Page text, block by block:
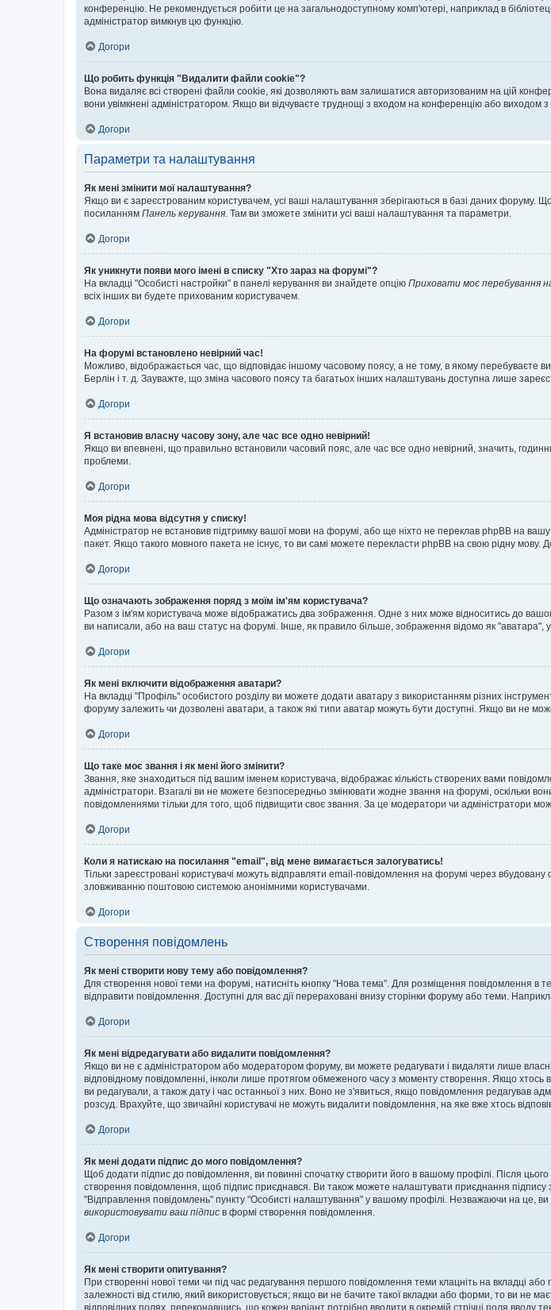
конференцію. Не рекомендується робити це на загальнодоступному комп'ютері, наприклад в
адміністратор вимкнув цю функцію.
Догори
Що робить функція "Видалити файли cookie"?
Вона видаляє всі створені файли cookie, які дозволяють вам залишатися авторизованим на цій
вони увімкнені адміністратором. Якщо ви відчуваєте труднощі з входом на конференцію або виходом
Догори
Параметри та налаштування
Як мені змінити мої налаштування?
Якщо ви є зареєстрованим користувачем, усі ваші налаштування зберігаються в базі даних форуму.
посиланням Панель керування. Там ви зможете змінити усі ваші налаштування та параметри.
Догори
Як уникнути появи мого імені в списку "Хто зараз на форумі"?
На вкладці "Особисті настройки" в панелі керування ви знайдете опцію Приховати моє перебування
всіх інших ви будете прихованим користувачем.
Догори
На форумі встановлено невірний час!
Можливо, відображається час, що відповідає іншому часовому поясу, а не тому, в якому перебуваєте
Берлін і т. д. Зауважте, що зміна часового поясу та багатьох інших налаштувань доступна лише
Догори
Я встановив власну часову зону, але час все одно невірний!
Якщо ви впевнені, що правильно встановили часовий пояс, але час все одно невірний, значить,
проблеми.
Догори
Моя рідна мова відсутня у списку!
Адміністратор не встановив підтримку вашої мови на форумі, або ще ніхто не переклав phpBB на
пакет. Якщо такого мовного пакета не існує, то ви самі можете перекласти phpBB на свою рідну
Догори
Що означають зображення поряд з моїм ім'ям користувача?
Разом з ім'ям користувача може відображатись два зображення. Одне з них може відноситись до
ви написали, або на ваш статус на форумі. Інше, як правило більше, зображення відомо як "аватара",
Догори
Як мені включити відображення аватари?
На вкладці "Профіль" особистого розділу ви можете додати аватару з використанням різних
форуму залежить чи дозволені аватари, а також які типи аватар можуть бути доступні. Якщо ви не
Догори
Що таке моє звання і як мені його змінити?
Звання, яке знаходиться під вашим іменем користувача, відображає кількість створених вами
адміністратори. Взагалі ви не можете безпосередньо змінювати жодне звання на форумі, оскільки
повідомленнями тільки для того, щоб підвищити своє звання. За це модератори чи адміністратори
Догори
Коли я натискаю на посилання "email", від мене вимагається залогуватись!
Тільки зареєстровані користувачі можуть відправляти email-повідомлення на форумі через
зловживанню поштовою системою анонімними користувачами.
Догори
Створення повідомлень
Як мені створити нову тему або повідомлення?
Для створення нової теми на форумі, натисніть кнопку "Нова тема". Для розміщення повідомлення в
відправити повідомлення. Доступні для вас дії перераховані внизу сторінки форуму або теми.
Догори
Як мені відредагувати або видалити повідомлення?
Якщо ви не є адміністратором або модератором форуму, ви можете редагувати і видаляти лише
відповідному повідомленні, інколи лише протягом обмеженого часу з моменту створення. Якщо хтось
ви редагували, а також дату і час останньої з них. Воно не з'явиться, якщо повідомлення редагував
розсуд. Врахуйте, що звичайні користувачі не можуть видалити повідомлення, на яке вже хтось
Догори
Як мені додати підпис до мого повідомлення?
Щоб додати підпис до повідомлення, ви повинні спочатку створити його в вашому профілі. Після
створення повідомлення, щоб підпис приєднався. Ви також можете налаштувати приєднання підпису
"Відправлення повідомлень" пункту "Особисті налаштування" у вашому профілі. Незважаючи на це,
використовувати ваш підпис в формі створення повідомлення.
Догори
Як мені створити опитування?
При створенні нової теми чи під час редагування першого повідомлення теми клацніть на вкладці
залежності від стилю, який використовується; якщо ви не бачите такої вкладки або форми, то ви не
відповідних полях, переконавшись, що кожен варіант потрібно вводити в окремій стрічці поля вводу